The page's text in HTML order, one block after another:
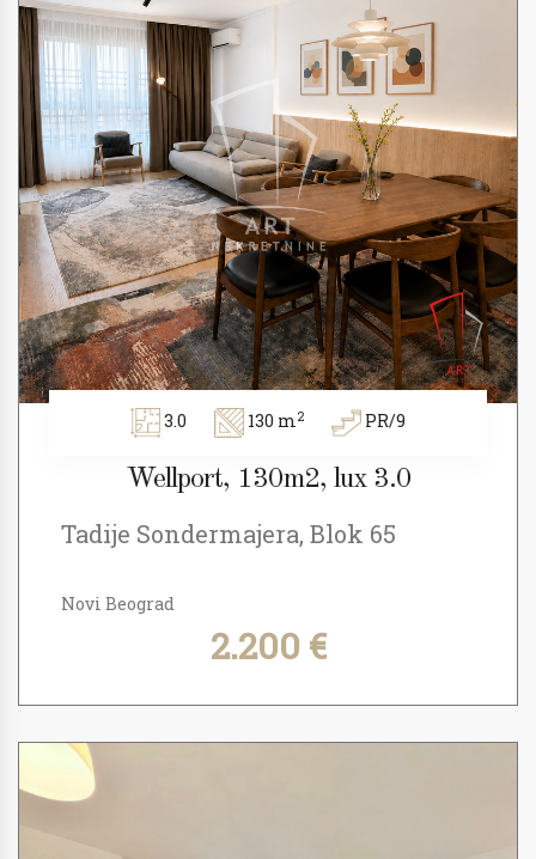
3.0 130 m2 PR/9
Wellport, 130m2, lux 3.0
Tadije Sondermajera, Blok 65
Novi Beograd
2.200 €